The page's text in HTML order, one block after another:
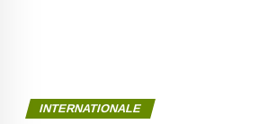
INTERNATIONALE